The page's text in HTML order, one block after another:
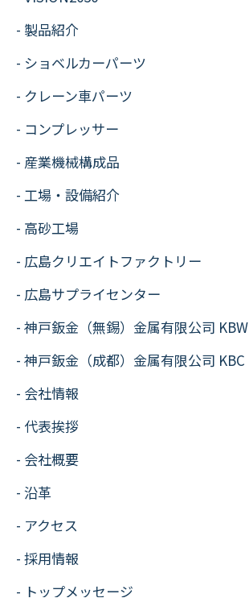
製品紹介
ショベルカーパーツ
クレーン車パーツ
コンプレッサー
産業機械構成品
工場・設備紹介
高砂工場
広島クリエイトファクトリー
広島サプライセンター
神戸鈑金（無錫）金属有限公司 KBW
神戸鈑金（成都）金属有限公司 KBC
会社情報
代表挨拶
会社概要
沿革
アクセス
採用情報
トップメッセージ